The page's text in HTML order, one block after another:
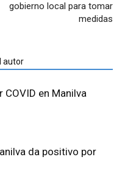
gobierno local para tomar
medidas
autor
en Manilva
da positivo por